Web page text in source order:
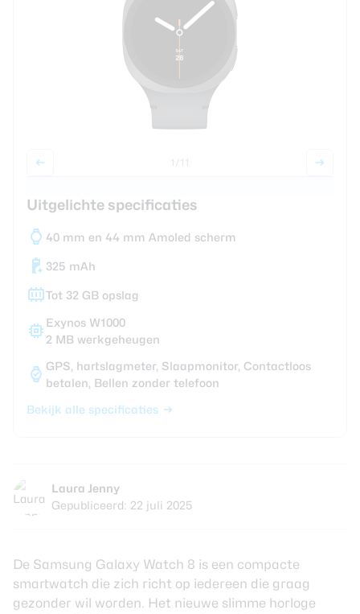
1 /11
Uitgelichte specificaties
40 mm en 44 mm Amoled scherm
325 mAh
Tot 32 GB opslag
Exynos W1000
2 MB werkgeheugen
GPS, hartslagmeter, Slaapmonitor, Contactloos
betalen, Bellen zonder telefoon
Bekijk alle specificaties
Laura Jenny
Gepubliceerd: 22 juli 2025
De Samsung Galaxy Watch 8 is een compacte
smartwatch die zich richt op iedereen die graag
gezonder wil worden. Het nieuwe slimme horloge
Login
Over ons